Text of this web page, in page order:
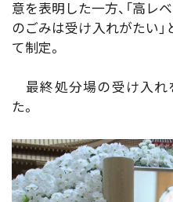
意を表明した一方、「高レ
のごみは受け入れがたい
て制定。
最終処分場の受け入れ
た。